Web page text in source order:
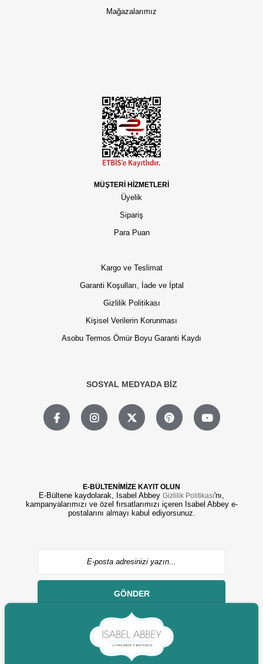
Mağazalarımız
MÜŞTERİ HİZMETLERİ
Üyelik
Sipariş
Para Puan
Kargo ve Teslimat
Garanti Koşulları, İade ve İptal
Gizlilik Politikası
Kişisel Verilerin Korunması
Asobu Termos Ömür Boyu Garanti Kaydı
SOSYAL MEDYADA BİZ
E-BÜLTENİMİZE KAYIT OLUN
E-Bültene kaydolarak, Isabel Abbey Gizlilik Politikası'nı,
kampanyalarımızı ve özel fırsatlarımızı içeren Isabel Abbey e-
postalarını almayı kabul ediyorsunuz.
GÖNDER